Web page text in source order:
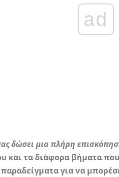
ad
δώσει μια πλήρη
και τα διάφορα βήματα
για να